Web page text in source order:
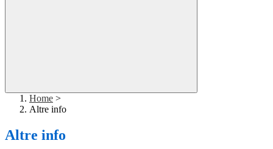
Home >
Altre info
Altre info